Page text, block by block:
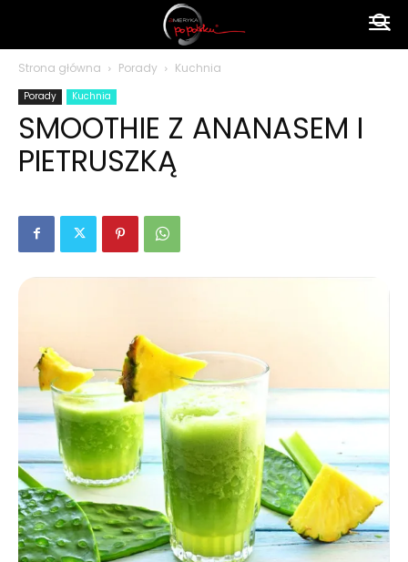
Strona główna Porady Kuchnia
Porady Kuchnia
SMOOTHIE Z ANANASEM I
PIETRUSZKĄ